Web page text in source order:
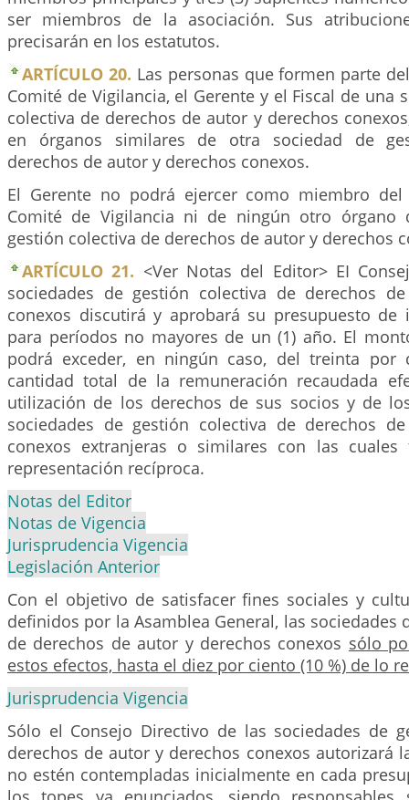
ser miembros de la asociación. Sus
precisarán en los estatutos.
ARTÍCULO 20. Las personas que formen parte
Comité de Vigilancia, el Gerente y el Fiscal de una
colectiva de derechos de autor y derechos
en órganos similares de otra sociedad de
derechos de autor y derechos conexos.
El Gerente no podrá ejercer como miembro del
Comité de Vigilancia ni de ningún otro órgano
gestión colectiva de derechos de autor y derechos
ARTÍCULO 21. <Ver Notas del Editor> EI
sociedades de gestión colectiva de derechos
conexos discutirá y aprobará su presupuesto de
para períodos no mayores de un (1) año. El
podrá exceder, en ningún caso, del treinta por
cantidad total de la remuneración recaudada
utilización de los derechos de sus socios y de
sociedades de gestión colectiva de derechos
conexos extranjeras o similares con las cuales
representación recíproca.
Notas del Editor
Notas de Vigencia
Jurisprudencia Vigencia
Legislación Anterior
Con el objetivo de satisfacer fines sociales y
definidos por la Asamblea General, las sociedades
de derechos de autor y derechos conexos sólo
estos efectos, hasta el diez por ciento (10 %) de lo
Jurisprudencia Vigencia
Sólo el Consejo Directivo de las sociedades de
derechos de autor y derechos conexos autorizará
no estén contempladas inicialmente en cada